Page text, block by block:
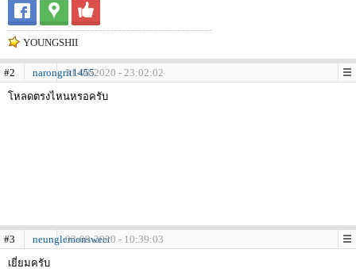
YOUNGSHII
#2 narongrit145531-08-2020 - 23:02:02
โหลดตรงไหนหรอครับ
#3 neunglemonsweet
02-09-2020 - 10:39:03
เยี่ยมครับ